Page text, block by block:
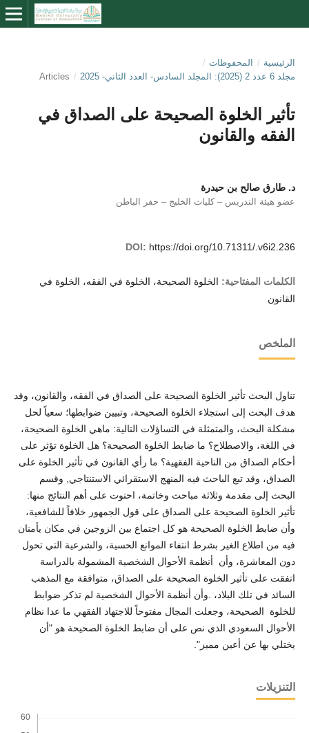
الرئيسية / المحفوظات /
مجلد 6 عدد 2 (2025): المجلد السادس- العدد الثاني- 2025
/
Articles
تأثير الخلوة الصحيحة على الصداق في
الفقه والقانون
د. طارق صالح بن حيدرة
عضو هيئة التدريس – كليات الخليج – حفر الباطن
DOI: https://doi.org/10.71311/.v6i2.236
الكلمات المفتاحية: الخلوة الصحيحة، الخلوة في الفقه، الخلوة في
القانون
الملخص
تناول البحث تأثير الخلوة الصحيحة على الصداق في الفقه، والقانون، وقد
هدف البحث إلى استجلاء الخلوة الصحيحة، وتبيين ضوابطها؛ سعياً لحل
مشكلة البحث، والمتمثلة في التساؤلات التالية: ماهي الخلوة الصحيحة،
في اللغة، والاصطلاح؟ ما ضابط الخلوة الصحيحة؟ هل الخلوة تؤثر على
أحكام الصداق من الناحية الفقهية؟ ما رأي القانون في تأثير الخلوة على
الصداق، وقد تبع الباحث فيه المنهج الاستقرائي الاستنتاجي, وقسم
البحث إلى مقدمة وثلاثة مباحث وخاتمة، احتوت على أهم النتائج منها:
تأثير الخلوة الصحيحة على الصداق على قول الجمهور خلافاً للشافعية،
وأن ضابط الخلوة الصحيحة هو كل اجتماع بين الزوجين في مكان يأمنان
فيه من اطلاع الغير بشرط انتفاء الموانع الحسية، والشرعية التي تحول
دون المعاشرة، وأن أنظمة الأحوال الشخصية المشمولة بالدراسة
اتفقت على تأثير الخلوة الصحيحة على الصداق، متوافقة مع المذهب
السائد في تلك البلاد، .وأن أنظمة الأحوال الشخصية لم تذكر ضوابط
للخلوة الصحيحة، وجعلت المجال مفتوحاً للاجتهاد الفقهي ما عدا نظام
الأحوال السعودي الذي نص على أن ضابط الخلوة الصحيحة هو "أن
يختلي بها عن أعين مميز".
التنزيلات